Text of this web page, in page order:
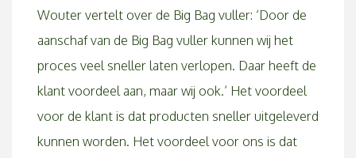
Wouter vertelt over de Big Bag vuller: ‘Door de
aanschaf van de Big Bag vuller kunnen wij het
proces veel sneller laten verlopen. Daar heeft de
klant voordeel aan, maar wij ook.’ Het voordeel
voor de klant is dat producten sneller uitgeleverd
kunnen worden. Het voordeel voor ons is dat